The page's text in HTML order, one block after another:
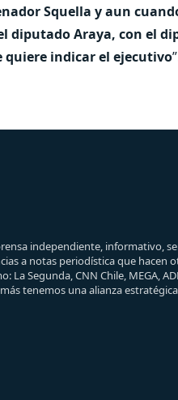
Squella y aun
diputado Araya, con el
quiere indicar el ejecutivo
independiente, informativo,
a notas periodística que hacen
La Segunda, CNN Chile, MEGA,
tenemos una alianza